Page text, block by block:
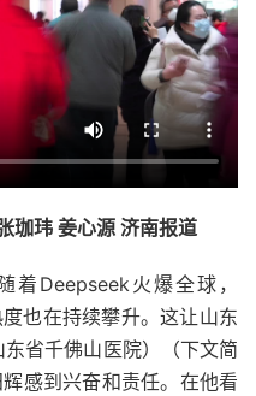
珈玮 姜心源 济南报道
Deepseek火爆全球，
也在持续攀升。这让山东
省千佛山医院）（下文简
感到兴奋和责任。在他看